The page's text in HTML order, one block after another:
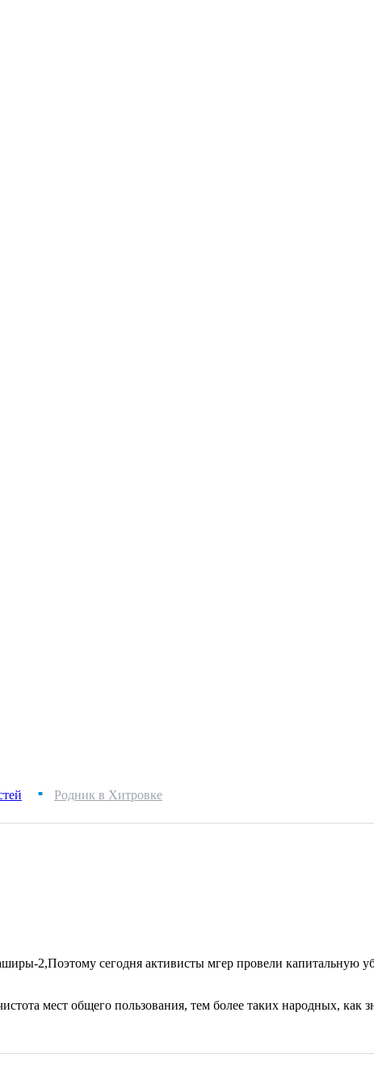
■ Родник в Хитровке
2,Поэтому сегодня активисты мгер провели капитальную
мест общего пользования, тем более таких народных, как